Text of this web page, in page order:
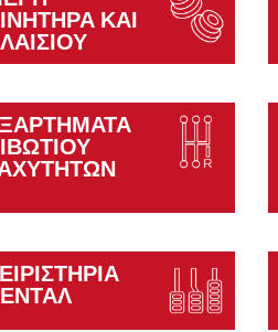
ΚΑΙ